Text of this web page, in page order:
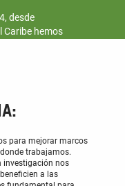
desde
Caribe hemos
para mejorar marcos
trabajamos.
investigación nos
a las